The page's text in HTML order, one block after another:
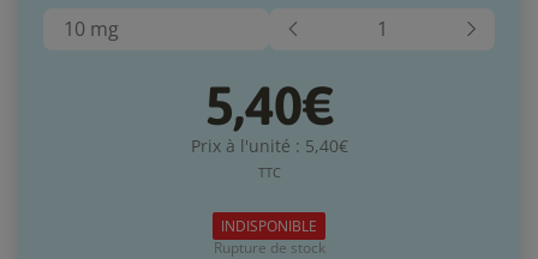
10 mg
5,40€
Prix à l'unité : 5,40€
TTC
INDISPONIBLE
Rupture de stock